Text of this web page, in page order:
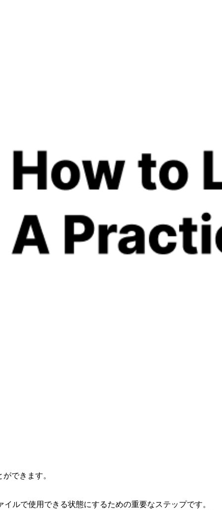
できます。
ルで使用できる状態にするための重要なステップです。